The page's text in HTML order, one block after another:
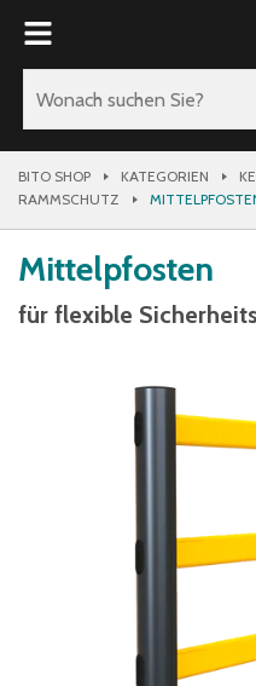
BITO SHOP KATEGORIEN
RAMMSCHUTZ
Mittelpfosten
für flexible